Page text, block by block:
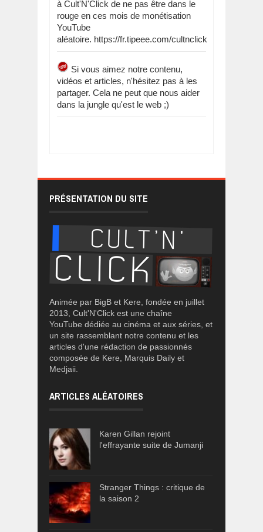
à Cult'N'Click de ne pas être dans le
rouge en ces mois de monétisation
YouTube
aléatoire. https://fr.tipeee.com/cultnclick
Si vous aimez notre contenu,
vidéos et articles, n'hésitez pas à les
partager. Cela ne peut que nous aider
dans la jungle qu'est le web ;)
PRÉSENTATION DU SITE
Animée par BigB et Kere, fondée en juillet
2013, Cult'N'Click est une chaîne
YouTube dédiée au cinéma et aux séries, et
un site rassemblant notre contenu et les
articles d'une rédaction de passionnés
composée de Kere, Marquis Daily et
Medjaii.
ARTICLES ALÉATOIRES
Karen Gillan rejoint
l'effrayante suite de Jumanji
Stranger Things : critique de
la saison 2